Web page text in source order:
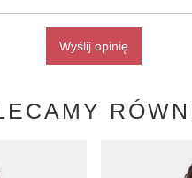
Wyślij opinię